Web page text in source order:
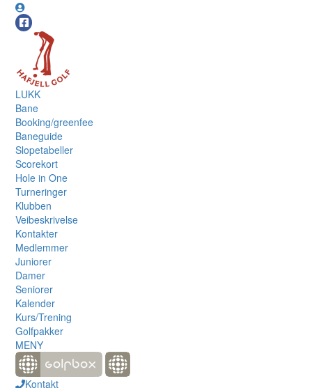
LUKK
Bane
Booking/greenfee
Baneguide
Slopetabeller
Scorekort
Hole in One
Turneringer
Klubben
Veibeskrivelse
Kontakter
Medlemmer
Juniorer
Damer
Seniorer
Kalender
Kurs/Trening
Golfpakker
MENY
Kontakt